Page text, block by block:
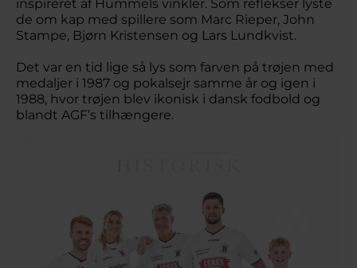
inspireret af Hummels vinkler. Som reflekser lyste
de om kap med spillere som Marc Rieper, John
Stampe, Bjørn Kristensen og Lars Lundkvist.
Det var en tid lige så lys som farven på trøjen med
medaljer i 1987 og pokalsejr samme år og igen i
1988, hvor trøjen blev ikonisk i dansk fodbold og
blandt AGF’s tilhængere.